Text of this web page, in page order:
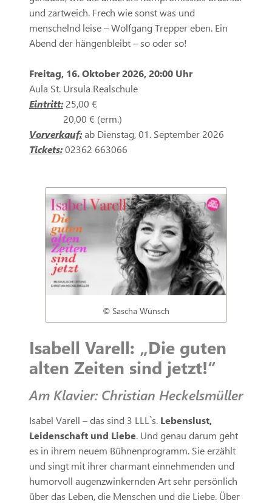
und zartweich. Frech wie sonst was und
menschelnd leise – Wolfgang Trepper eben. Ein
Abend der hängenbleibt – so oder so!
Freitag, 16. Oktober 2026, 20:00 Uhr
Aula St. Ursula Realschule
Eintritt:25,00 €
20,00 € (erm.)
Vorverkauf:ab Dienstag, 01. September 2026
Tickets:02362 663066
© Sascha Wünsch
Isabell Varell: „Die guten
alten Zeiten sind jetzt!“
Am Klavier: Christian Heckelsmüller
Isabel Varell – das sind 3 LLL`s. Lebenslust,
Leidenschaft und Liebe. Und genau darum geht
es in ihrem neuem Bühnenprogramm. Sie erzählt
und singt mit ihrer charmant einnehmenden und
humorvoll augenzwinkernden Art sehr persönlich
über das Leben, die Menschen und die Liebe. Über